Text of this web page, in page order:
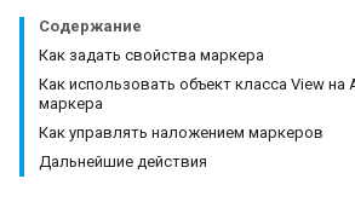
Содержание
Как задать свойства маркера
Как использовать объект класса View на
маркера
Как управлять наложением маркеров
Дальнейшие действия